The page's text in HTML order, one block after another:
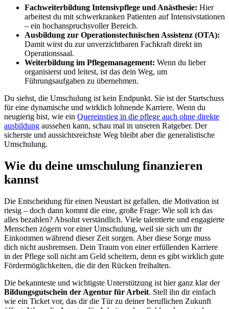
Fachweiterbildung Intensivpflege und Anästhesie: Hier
arbeitest du mit schwerkranken Patienten auf Intensivstationen
– ein hochanspruchsvoller Bereich.
Ausbildung zur Operationstechnischen Assistenz (OTA):
Damit wirst du zur unverzichtbaren Fachkraft direkt im
Operationssaal.
Weiterbildung im Pflegemanagement: Wenn du lieber
organisierst und leitest, ist das dein Weg, um
Führungsaufgaben zu übernehmen.
Du siehst, die Umschulung ist kein Endpunkt. Sie ist der Startschuss
für eine dynamische und wirklich lohnende Karriere. Wenn du
neugierig bist, wie ein Quereinstieg in die pflege auch ohne direkte
ausbildung aussehen kann, schau mal in unseren Ratgeber. Der
sicherste und aussichtsreichste Weg bleibt aber die generalistische
Umschulung.
Wie du deine umschulung finanzieren
kannst
Die Entscheidung für einen Neustart ist gefallen, die Motivation ist
riesig – doch dann kommt die eine, große Frage: Wie soll ich das
alles bezahlen? Absolut verständlich. Viele talentierte und engagierte
Menschen zögern vor einer Umschulung, weil sie sich um ihr
Einkommen während dieser Zeit sorgen. Aber diese Sorge muss
dich nicht ausbremsen. Dein Traum von einer erfüllenden Karriere
in der Pflege soll nicht am Geld scheitern, denn es gibt wirklich gute
Fördermöglichkeiten, die dir den Rücken freihalten.
Die bekannteste und wichtigste Unterstützung ist hier ganz klar der
Bildungsgutschein der Agentur für Arbeit. Stell ihn dir einfach
wie ein Ticket vor, das dir die Tür zu deiner beruflichen Zukunft